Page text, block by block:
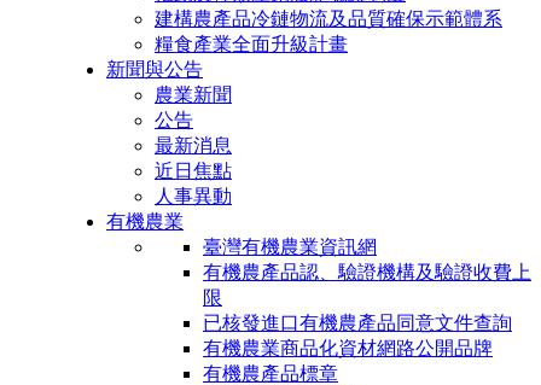
建構農產品冷鏈物流及品質確保示範體系
糧食產業全面升級計畫
新聞與公告
農業新聞
公告
最新消息
近日焦點
人事異動
有機農業
臺灣有機農業資訊網
有機農產品認、驗證機構及驗證收費上
限
已核發進口有機農產品同意文件查詢
有機農業商品化資材網路公開品牌
有機農產品標章